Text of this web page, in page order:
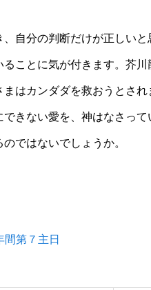
自分の判断だけが正しい
ことに気が付きます。芥
はカンダダを救おうとさ
きない愛を、神はなさっ
ではないでしょうか。
第７主日